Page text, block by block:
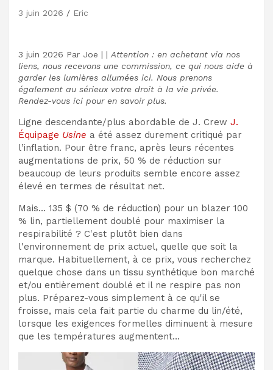
3 juin 2026 Eric
3 juin 2026 Par Joe | | Attention : en achetant via nos
liens, nous recevons une commission, ce qui nous aide à
garder les lumières allumées ici. Nous prenons
également au sérieux votre droit à la vie privée.
Rendez-vous ici pour en savoir plus.
Ligne descendante/plus abordable de J. Crew J.
Équipage Usine a été assez durement critiqué par
l’inflation. Pour être franc, après leurs récentes
augmentations de prix, 50 % de réduction sur
beaucoup de leurs produits semble encore assez
élevé en termes de résultat net.
Mais… 135 $ (70 % de réduction) pour un blazer 100
% lin, partiellement doublé pour maximiser la
respirabilité ? C'est plutôt bien dans
l'environnement de prix actuel, quelle que soit la
marque. Habituellement, à ce prix, vous recherchez
quelque chose dans un tissu synthétique bon marché
et/ou entièrement doublé et il ne respire pas non
plus. Préparez-vous simplement à ce qu'il se
froisse, mais cela fait partie du charme du lin/été,
lorsque les exigences formelles diminuent à mesure
que les températures augmentent…